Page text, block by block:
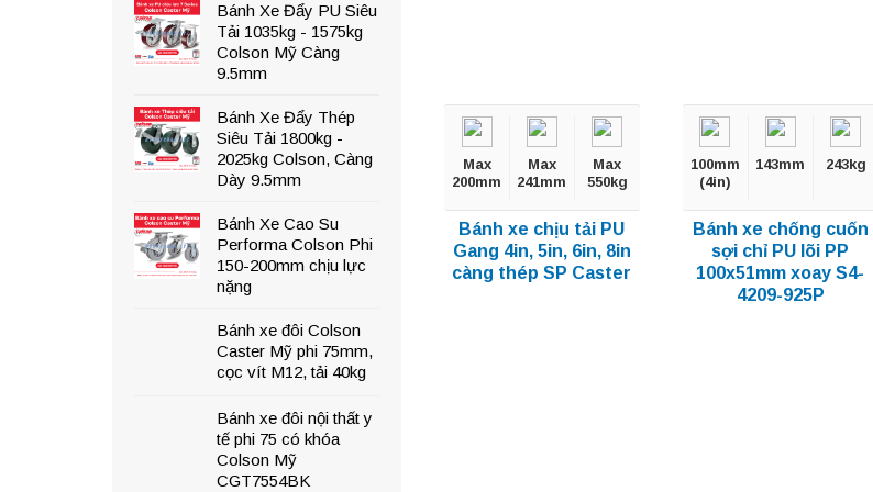
Bánh Xe Đẩy PU Siêu
Tải 1035kg - 1575kg
Colson Mỹ Càng
9.5mm
Bánh Xe Đẩy Thép
Siêu Tải 1800kg -
2025kg Colson, Càng
Dày 9.5mm
Bánh Xe Cao Su
Performa Colson Phi
150-200mm chịu lực
nặng
Bánh xe đôi Colson
Caster Mỹ phi 75mm,
cọc vít M12, tải 40kg
Bánh xe đôi nội thất y
tế phi 75 có khóa
Colson Mỹ
CGT7554BK
Max
200mm
Max
241mm
Max
550kg
Bánh xe chịu tải PU
Gang 4in, 5in, 6in, 8in
càng thép SP Caster
100mm
(4in)
143mm 243kg
Bánh xe chống cuốn
sợi chỉ PU lõi PP
100x51mm xoay S4-
4209-925P